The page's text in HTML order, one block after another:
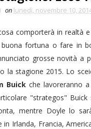
on lunedì, novembre 10,
comporterà in realtà
fortuna o fare in
grosse novità a
la stagione 2015. Lo
Buickche lavoreranno
"strategos"
mentre Doyle lo
in Irlanda, Francia,